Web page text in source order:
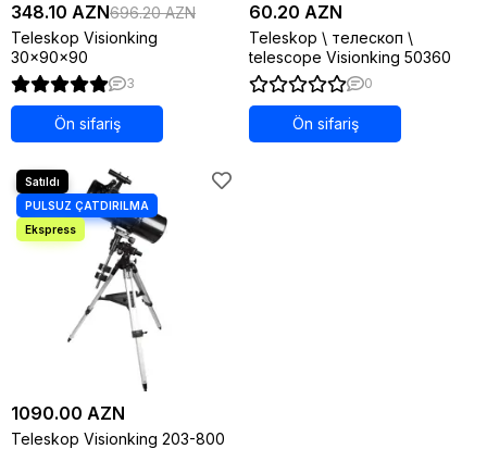
348.10 AZN696.20 AZN
Teleskop Visionking
30x90x90
3
Ön sifariş
60.20 AZN
Teleskop \ телескоп \
telescope Visionking 50360
0
Ön sifariş
1090.00 AZN
Teleskop Visionking 203-800